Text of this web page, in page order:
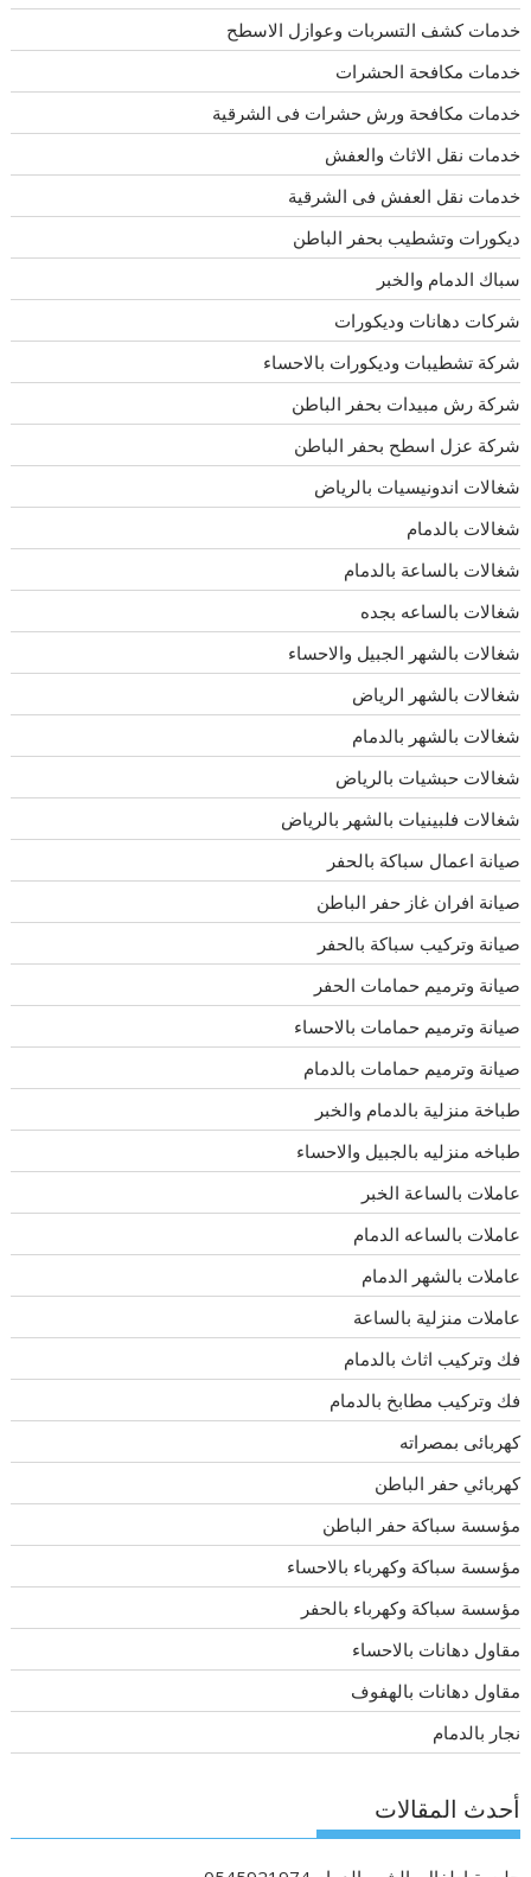
خدمات كشف التسربات وعوازل الاسطح
خدمات مكافحة الحشرات
خدمات مكافحة ورش حشرات فى الشرقية
خدمات نقل الاثاث والعفش
خدمات نقل العفش فى الشرقية
ديكورات وتشطيب بحفر الباطن
سباك الدمام والخبر
شركات دهانات وديكورات
شركة تشطيبات وديكورات بالاحساء
شركة رش مبيدات بحفر الباطن
شركة عزل اسطح بحفر الباطن
شغالات اندونيسيات بالرياض
شغالات بالدمام
شغالات بالساعة بالدمام
شغالات بالساعه بجده
شغالات بالشهر الجبيل والاحساء
شغالات بالشهر الرياض
شغالات بالشهر بالدمام
شغالات حبشيات بالرياض
شغالات فلبينيات بالشهر بالرياض
صيانة اعمال سباكة بالحفر
صيانة افران غاز حفر الباطن
صيانة وتركيب سباكة بالحفر
صيانة وترميم حمامات الحفر
صيانة وترميم حمامات بالاحساء
صيانة وترميم حمامات بالدمام
طباخة منزلية بالدمام والخبر
طباخه منزليه بالجبيل والاحساء
عاملات بالساعة الخبر
عاملات بالساعه الدمام
عاملات بالشهر الدمام
عاملات منزلية بالساعة
فك وتركيب اثاث بالدمام
فك وتركيب مطابخ بالدمام
كهربائى بمصراته
كهربائي حفر الباطن
مؤسسة سباكة حفر الباطن
مؤسسة سباكة وكهرباء بالاحساء
مؤسسة سباكة وكهرباء بالحفر
مقاول دهانات بالاحساء
مقاول دهانات بالهفوف
نجار بالدمام
أحدث المقالات